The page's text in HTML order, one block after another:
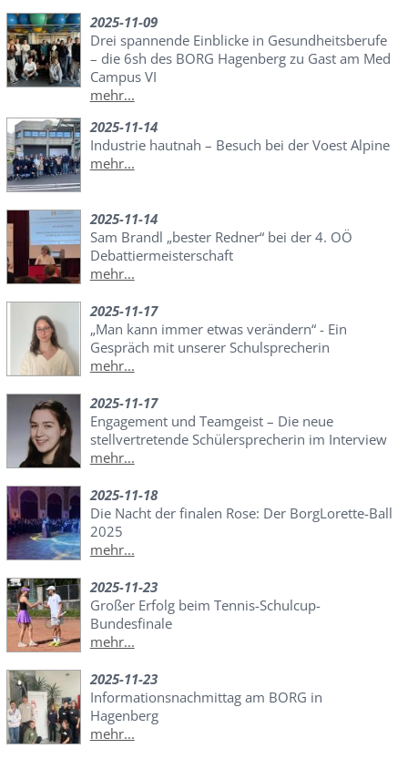
2025-11-09
Drei spannende Einblicke in Gesundheitsberufe
– die 6sh des BORG Hagenberg zu Gast am Med
Campus VI
mehr...
2025-11-14
Industrie hautnah – Besuch bei der Voest Alpine
mehr...
2025-11-14
Sam Brandl „bester Redner“ bei der 4. OÖ
Debattiermeisterschaft
mehr...
2025-11-17
„Man kann immer etwas verändern“ - Ein
Gespräch mit unserer Schulsprecherin
mehr...
2025-11-17
Engagement und Teamgeist – Die neue
stellvertretende Schülersprecherin im Interview
mehr...
2025-11-18
Die Nacht der finalen Rose: Der BorgLorette-Ball
2025
mehr...
2025-11-23
Großer Erfolg beim Tennis-Schulcup-
Bundesfinale
mehr...
2025-11-23
Informationsnachmittag am BORG in
Hagenberg
mehr...